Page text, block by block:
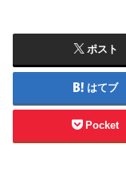
ポスト
はてブ
Pocket